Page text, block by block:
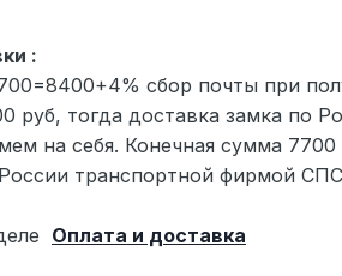
:
сбор почты при
руб, тогда доставка замка по
на себя. Конечная сумма 7700
транспортной фирмой
Оплата и доставка